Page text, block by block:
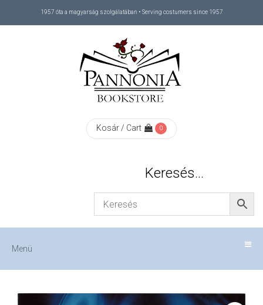
1957 óta a magyarság szolgálatában • Serving costumers since 1957
Kosár / Cart 0
Keresés…
Menü